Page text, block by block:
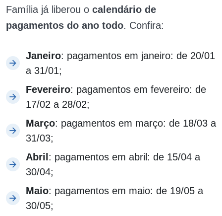
Família já liberou o calendário de
pagamentos do ano todo. Confira:
Janeiro: pagamentos em janeiro: de 20/01
a 31/01;
Fevereiro: pagamentos em fevereiro: de
17/02 a 28/02;
Março: pagamentos em março: de 18/03 a
31/03;
Abril: pagamentos em abril: de 15/04 a
30/04;
Maio: pagamentos em maio: de 19/05 a
30/05;